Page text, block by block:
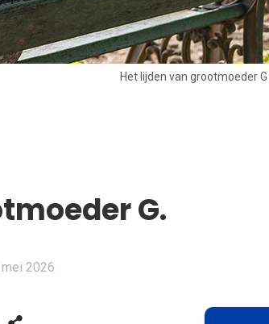
Het lijden van grootmoeder
G.
2026